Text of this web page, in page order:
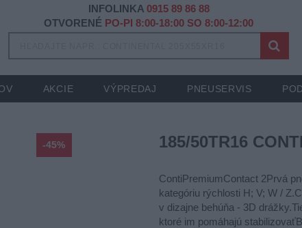
185/50TR16
ContiPremiumContact 2Prvá
kategóriu rýchlosti H; V; W /
v dizajne behúňa - 3D
ktoré im pomáhajú
-45%
INFOLINKA 0915 89 86 88
OTVORENÉ PO-PI 8:00-18:00 SO 8:00-12:00
AKCIE VÝPREDAJ PNEUSERVIS